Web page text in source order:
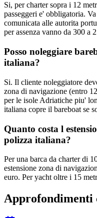
Si, per charter sopra i 12
passeggeri e' obbligatoria.
comunicata alle autorita
per assenza vanno da 300 a
Posso noleggiare
italiana?
Si. Il cliente noleggiatore
zona di navigazione (entro
per le isole Adriatiche piu'
italiana copre il bareboat se
Quanto costa l
polizza italiana?
Per una barca da charter di
estensione zona di
euro. Per yacht oltre i 15
Approfondimenti